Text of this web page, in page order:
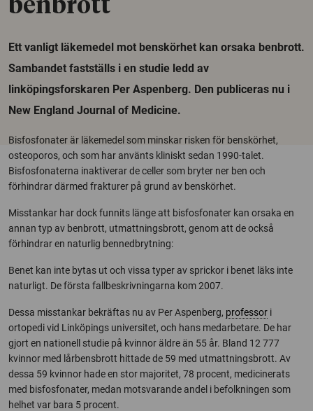
benbrott
Ett vanligt läkemedel mot benskörhet kan orsaka benbrott.
Sambandet fastställs i en studie ledd av
linköpingsforskaren Per Aspenberg. Den publiceras nu i
New England Journal of Medicine.
Bisfosfonater är läkemedel som minskar risken för benskörhet,
osteoporos, och som har använts kliniskt sedan 1990-talet.
Bisfosfonaterna inaktiverar de celler som bryter ner ben och
förhindrar därmed frakturer på grund av benskörhet.
Misstankar har dock funnits länge att bisfosfonater kan orsaka en
annan typ av benbrott, utmattningsbrott, genom att de också
förhindrar en naturlig bennedbrytning:
Benet kan inte bytas ut och vissa typer av sprickor i benet läks inte
naturligt. De första fallbeskrivningarna kom 2007.
Dessa misstankar bekräftas nu av Per Aspenberg, professor i
ortopedi vid Linköpings universitet, och hans medarbetare. De har
gjort en nationell studie på kvinnor äldre än 55 år. Bland 12 777
kvinnor med lårbensbrott hittade de 59 med utmattningsbrott. Av
dessa 59 kvinnor hade en stor majoritet, 78 procent, medicinerats
med bisfosfonater, medan motsvarande andel i befolkningen som
helhet var bara 5 procent.